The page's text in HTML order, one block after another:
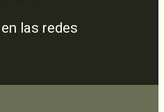
las redes